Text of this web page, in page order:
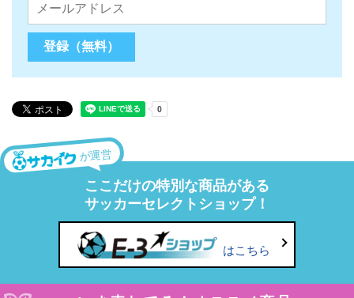
が運営
ここだけの特別な商品がある
サッカーセレクトショップ！
はこちら